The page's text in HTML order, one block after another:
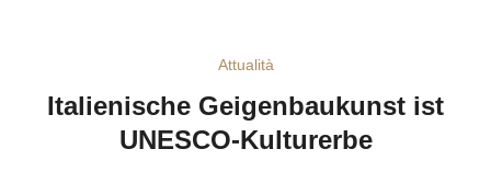
Attualità
Italienische Geigenbaukunst ist
UNESCO-Kulturerbe